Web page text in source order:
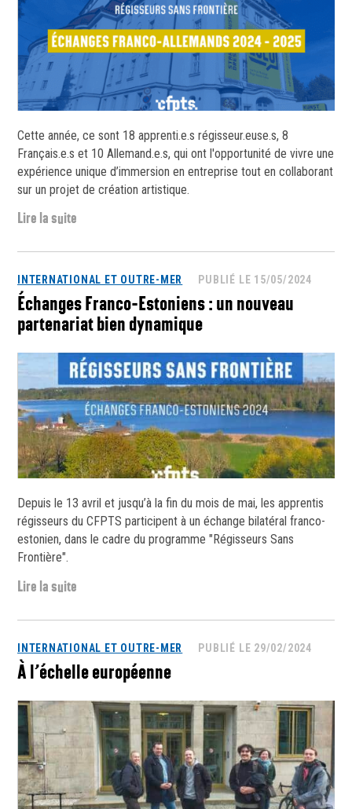
Cette année, ce sont 18 apprenti.e.s régisseur.euse.s, 8
Français.e.s et 10 Allemand.e.s, qui ont l'opportunité de vivre une
expérience unique d’immersion en entreprise tout en collaborant
sur un projet de création artistique.
Lire la suite
INTERNATIONAL ET OUTRE-MER PUBLIÉ LE 15/05/2024
Échanges Franco-Estoniens : un nouveau
partenariat bien dynamique
Depuis le 13 avril et jusqu’à la fin du mois de mai, les apprentis
régisseurs du CFPTS participent à un échange bilatéral franco-
estonien, dans le cadre du programme "Régisseurs Sans
Frontière".
Lire la suite
INTERNATIONAL ET OUTRE-MER PUBLIÉ LE 29/02/2024
À l’échelle européenne